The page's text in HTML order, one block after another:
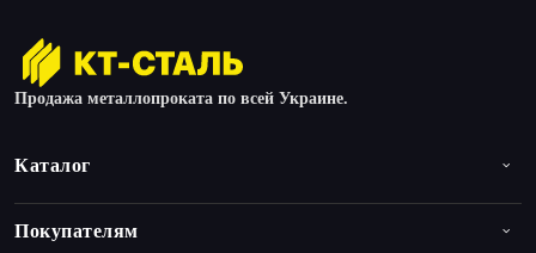
Продажа металлопроката по всей Украине.
Каталог
Покупателям